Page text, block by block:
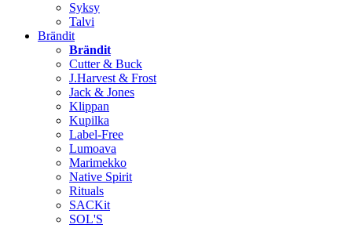
Syksy
Talvi
Brändit
Brändit
Cutter & Buck
J.Harvest & Frost
Jack & Jones
Klippan
Kupilka
Label-Free
Lumoava
Marimekko
Native Spirit
Rituals
SACKit
SOL'S